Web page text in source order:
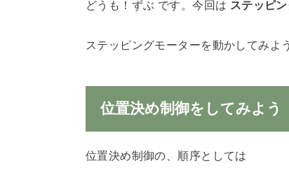
どうも！ずぶ です。今回は ステッピ
ステッピングモーターを動かしてみよ
位置決め制御をしてみよう
位置決め制御の、順序としては